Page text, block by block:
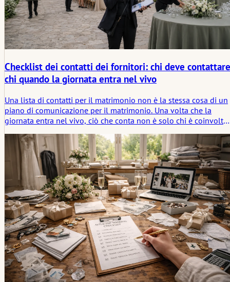
Checklist dei contatti dei fornitori: chi deve contattare
chi quando la giornata entra nel vivo
Una lista di contatti per il matrimonio non è la stessa cosa di un
piano di comunicazione per il matrimonio. Una volta che la
giornata entra nel vivo, ciò che conta non è solo chi è coinvolto,
momento.